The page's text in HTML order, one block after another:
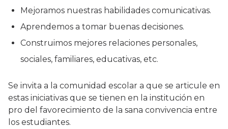
Mejoramos nuestras habilidades comunicativas.
Aprendemos a tomar buenas decisiones.
Construimos mejores relaciones personales,
sociales, familiares, educativas, etc.
Se invita a la comunidad escolar a que se articule en
estas iniciativas que se tienen en la institución en
pro del favorecimiento de la sana convivencia entre
los estudiantes.